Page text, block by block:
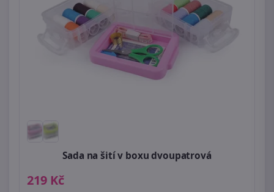
Sada na šití v boxu dvoupatrová
219 Kč